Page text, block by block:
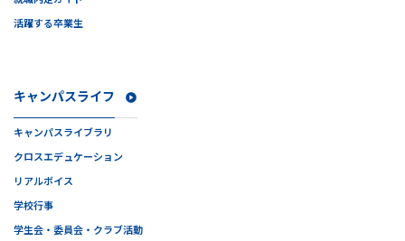
活躍する卒業生
キャンパスライフ
キャンパスライブラリ
クロスエデュケーション
リアルボイス
学校行事
学生会・委員会・クラブ活動